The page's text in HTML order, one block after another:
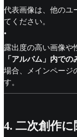
代表画像は、他のユ
てください。
•
露出度の高い画像や
「アルバム」内での
場合、メインページ
す。
4. 二次創作